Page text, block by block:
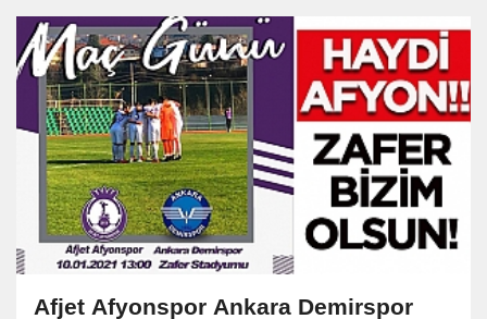
Afjet Afyonspor Ankara Demirspor